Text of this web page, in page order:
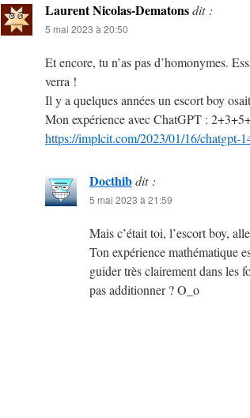
Laurent Nicolas-Dematonsdit :
5 mai 2023 à 20:50
Et encore, tu n’as pas d’homonymes.
verra !
Il y a quelques années un escort boy
Mon expérience avec ChatGPT :
https://implcit.com/2023/01/16/chatgpt-
Docthibdit :
5 mai 2023 à 21:59
Mais c’était toi, l’escort boy,
Ton expérience mathématique
guider très clairement dans les
pas additionner ? O_o